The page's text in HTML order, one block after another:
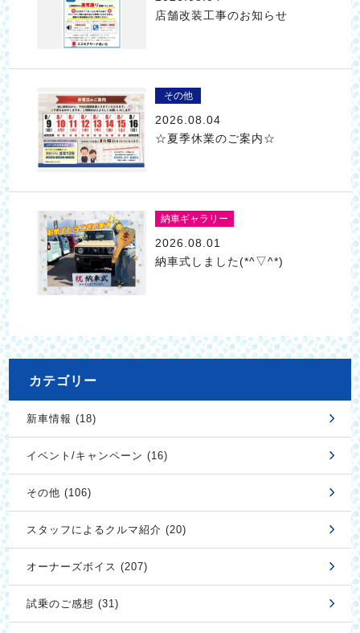
店舗改装工事のお知らせ
その他
2026.08.04
☆夏季休業のご案内☆
納車ギャラリー
2026.08.01
納車式しました(*^▽^*)
カテゴリー
新車情報 (18)
イベント/キャンペーン (16)
その他 (106)
スタッフによるクルマ紹介 (20)
オーナーズボイス (207)
試乗のご感想 (31)